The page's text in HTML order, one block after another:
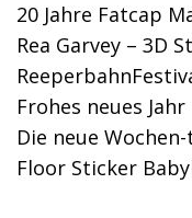
20 Jahre Fatcap
Rea Garvey – 3D
Frohes neues Jahr
Die neue
Floor Sticker